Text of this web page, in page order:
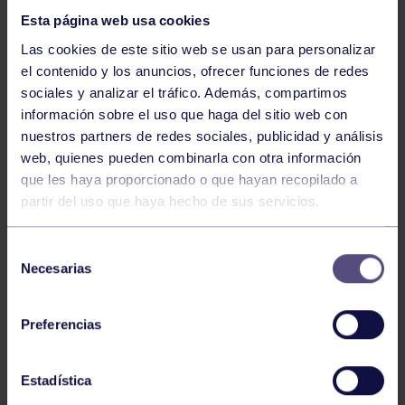
Esta página web usa cookies
Las cookies de este sitio web se usan para personalizar
el contenido y los anuncios, ofrecer funciones de redes
sociales y analizar el tráfico. Además, compartimos
información sobre el uso que haga del sitio web con
nuestros partners de redes sociales, publicidad y análisis
web, quienes pueden combinarla con otra información
que les haya proporcionado o que hayan recopilado a
partir del uso que haya hecho de sus servicios.
Necesarias
Preferencias
Estadística
GAM 14 Jul 2026
CAMPEONATO DE ESPAÑA